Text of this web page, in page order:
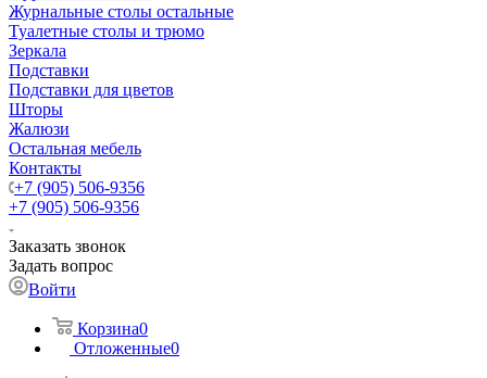
Журнальные столы остальные
Туалетные столы и трюмо
Зеркала
Подставки
Подставки для цветов
Шторы
Жалюзи
Остальная мебель
Контакты
+7 (905) 506-9356
+7 (905) 506-9356
Заказать звонок
Задать вопрос
Войти
Корзина0
Отложенные0